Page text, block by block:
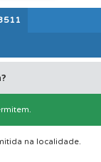
na localidade.